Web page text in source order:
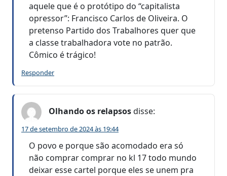
aquele que é o protótipo do “capitalista
opressor”: Francisco Carlos de Oliveira. O
pretenso Partido dos Trabalhores quer que
a classe trabalhadora vote no patrão.
Cômico é trágico!
Responder
Olhando os relapsosdisse:
17 de setembro de 2024 às 19:44
O povo e porque são acomodado era só
não comprar comprar no kl 17 todo mundo
deixar esse cartel porque eles se unem pra